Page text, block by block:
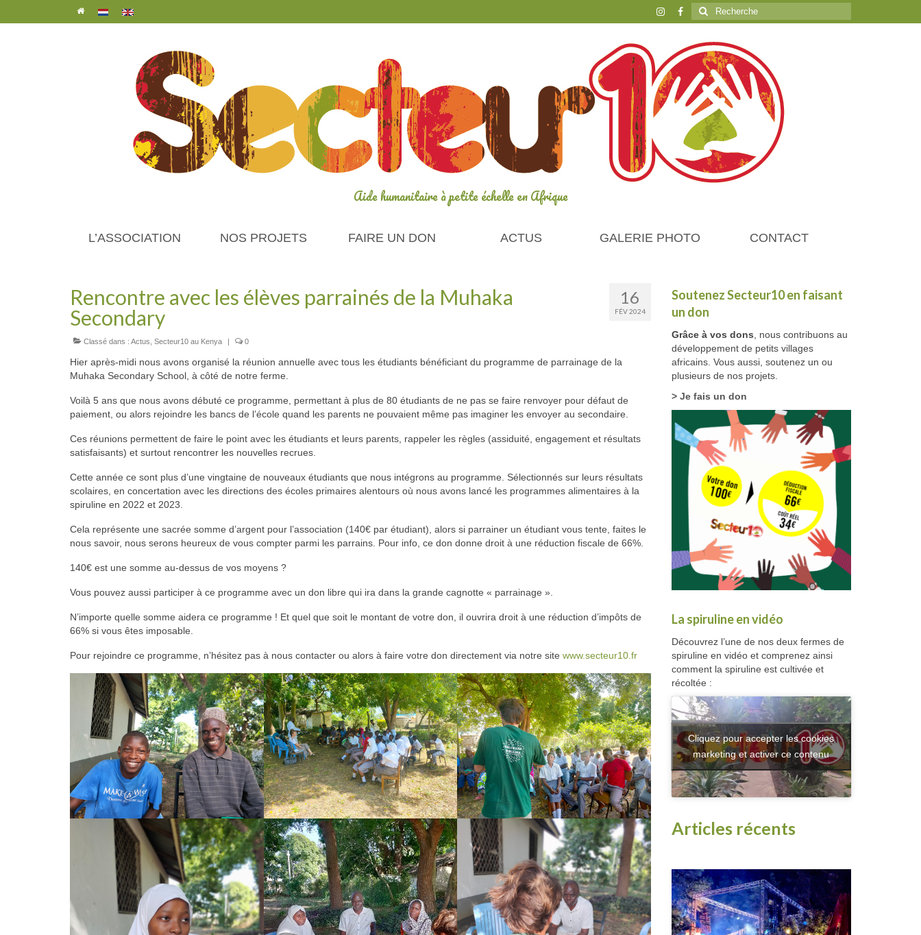
Rechercher
:
Aide humanitaire à petite échelle en Afrique
L’ASSOCIATION NOS PROJETS FAIRE UN DON ACTUS GALERIE PHOTO CONTACT
16
FÉV 2024
Rencontre avec les élèves parrainés de la Muhaka
Secondary
Classé dans : Actus Secteur10 au Kenya | 0
Hier après-midi nous avons organisé la réunion annuelle avec tous les étudiants bénéficiant du programme de parrainage de la
Muhaka Secondary School, à côté de notre ferme.
Voilà 5 ans que nous avons débuté ce programme, permettant à plus de 80 étudiants de ne pas se faire renvoyer pour défaut de
paiement, ou alors rejoindre les bancs de l’école quand les parents ne pouvaient même pas imaginer les envoyer au secondaire.
Ces réunions permettent de faire le point avec les étudiants et leurs parents, rappeler les règles (assiduité, engagement et résultats
satisfaisants) et surtout rencontrer les nouvelles recrues.
Cette année ce sont plus d’une vingtaine de nouveaux étudiants que nous intégrons au programme. Sélectionnés sur leurs résultats
scolaires, en concertation avec les directions des écoles primaires alentours où nous avons lancé les programmes alimentaires à la
spiruline en 2022 et 2023.
Cela représente une sacrée somme d’argent pour l’association (140€ par étudiant), alors si parrainer un étudiant vous tente, faites le
nous savoir, nous serons heureux de vous compter parmi les parrains. Pour info, ce don donne droit à une réduction fiscale de 66%.
140€ est une somme au-dessus de vos moyens ?
Vous pouvez aussi participer à ce programme avec un don libre qui ira dans la grande cagnotte « parrainage ».
N’importe quelle somme aidera ce programme ! Et quel que soit le montant de votre don, il ouvrira droit à une réduction d’impôts de
66% si vous êtes imposable.
Pour rejoindre ce programme, n’hésitez pas à nous contacter ou alors à faire votre don directement via notre site www.secteur10.fr
Soutenez Secteur10 en faisant
un don
Grâce à vos dons , nous contribuons au
développement de petits villages
africains. Vous aussi, soutenez un ou
plusieurs de nos projets.
> Je fais un don
La spiruline en vidéo
Découvrez l’une de nos deux fermes de
spiruline en vidéo et comprenez ainsi
comment la spiruline est cultivée et
récoltée :
Cliquez pour accepter les cookies
marketing et activer ce contenu
Articles récents